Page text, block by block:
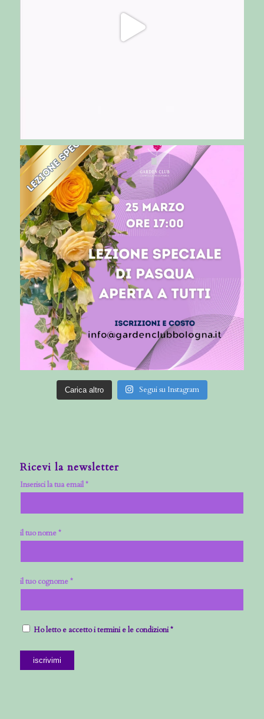
Carica altro Segui su Instagram
Ricevi la newsletter
Inserisci la tua email *
il tuo nome *
il tuo cognome *
Ho letto e accetto i termini e le condizioni *